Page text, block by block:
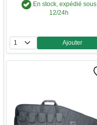
En stock, expédié sous
12/24h
Quantité
Ajouter